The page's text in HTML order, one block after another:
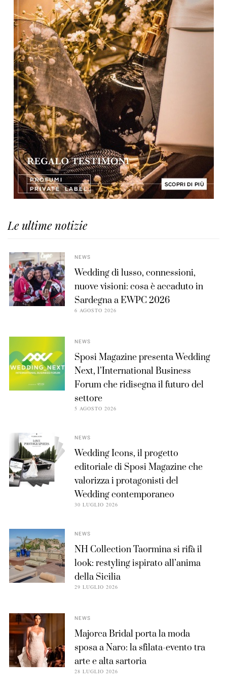
Le ultime notizie
NEWS
Wedding di lusso, connessioni,
nuove visioni: cosa è accaduto in
Sardegna a EWPC 2026
6 AGOSTO 2026
NEWS
Sposi Magazine presenta Wedding
Next, l’International Business
Forum che ridisegna il futuro del
settore
5 AGOSTO 2026
NEWS
Wedding Icons, il progetto
editoriale di Sposi Magazine che
valorizza i protagonisti del
Wedding contemporaneo
30 LUGLIO 2026
NEWS
NH Collection Taormina si rifà il
look: restyling ispirato all’anima
della Sicilia
29 LUGLIO 2026
NEWS
Majorca Bridal porta la moda
sposa a Naro: la sfilata-evento tra
arte e alta sartoria
28 LUGLIO 2026